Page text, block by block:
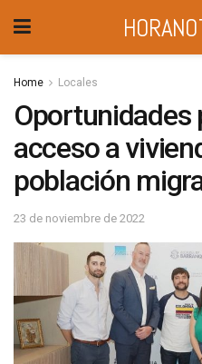
Home Locales
Oportunidades
acceso a
población
23 de noviembre de 2022